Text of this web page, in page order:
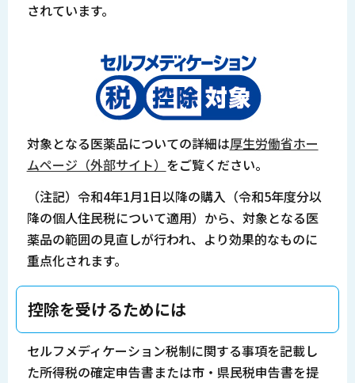
されています。
対象となる医薬品についての詳細は厚生労働省ホー
ムページ（外部サイト） をご覧ください。
（注記）令和4年1月1日以降の購入（令和5年度分以
降の個人住民税について適用）から、対象となる医
薬品の範囲の見直しが行われ、より効果的なものに
重点化されます。
控除を受けるためには
セルフメディケーション税制に関する事項を記載し
た所得税の確定申告書または市・県民税申告書を提